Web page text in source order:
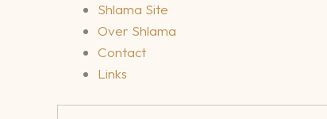
Shlama Site
Over Shlama
Contact
Links